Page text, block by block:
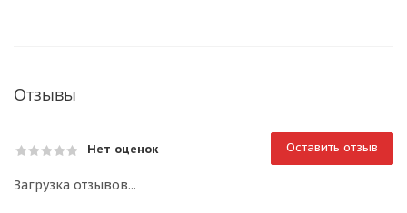
Отзывы
Нет оценок Оставить отзыв
Загрузка отзывов...